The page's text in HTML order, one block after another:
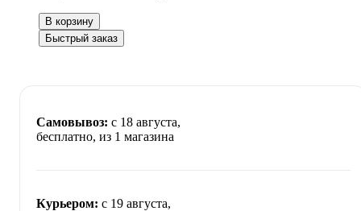
В корзину
Быстрый заказ
Самовывоз: c 18 августа,
бесплатно, из 1 магазина
Курьером: c 19 августа,